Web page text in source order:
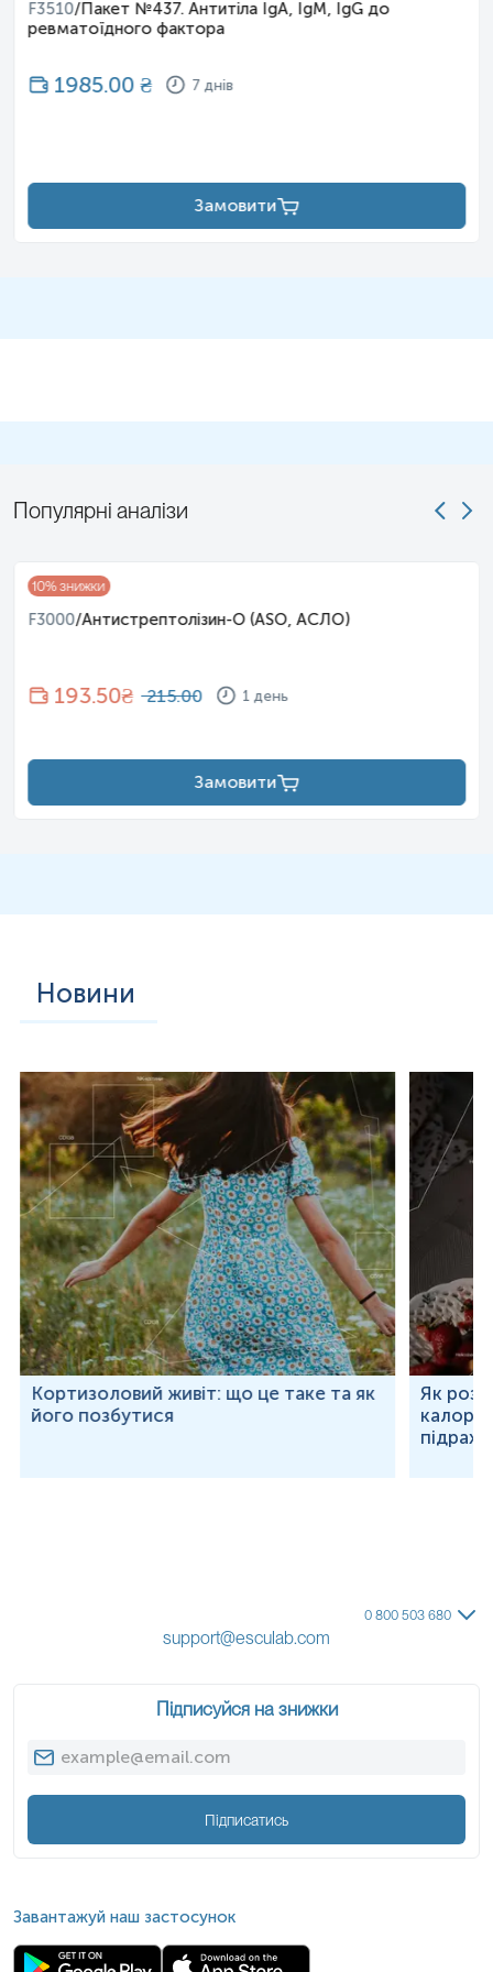
результату відбір має провести спеціаліст –
F3510/Пакет №437. Антитіла IgA, IgM, IgG до
ревматоїдного фактора
1985.00₴ 7 днів
Замовити
Популярні аналізи
10% знижки
F3000/Антистрептолізин-О (ASO, АСЛО)
193.50₴ 215.00 1 день
Замовити
Новини
Кортизоловий живіт: що це таке та як
його позбутися
Як
0 800 503 680
support@esculab.com
Підписуйся на знижки
Підписатись
Завантажуй наш застосунок